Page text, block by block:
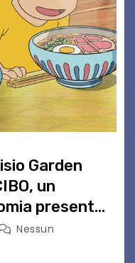
Garden
un
presente
Nessun